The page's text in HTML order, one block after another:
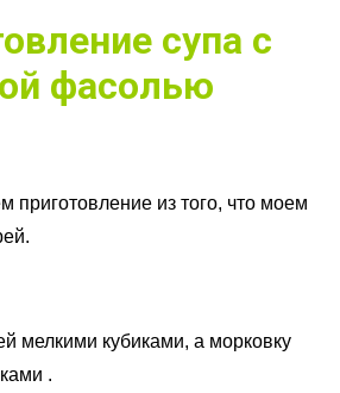
супа с
фасолью
приготовление из того, что моем
мелкими кубиками, а морковку
.